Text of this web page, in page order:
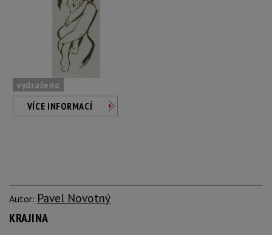
vydraženo
VÍCE INFORMACÍ
Autor: Pavel Novotný
KRAJINA